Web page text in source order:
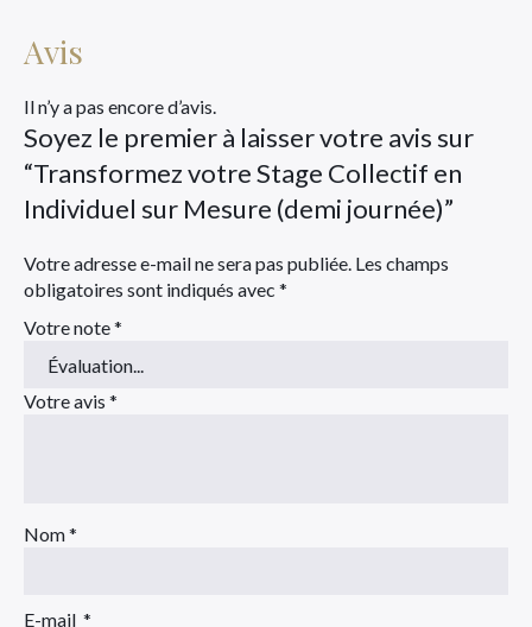
Avis
Il n’y a pas encore d’avis.
Soyez le premier à laisser votre avis sur
“Transformez votre Stage Collectif en
Individuel sur Mesure (demi journée)”
Votre adresse e-mail ne sera pas publiée. Les champs
obligatoires sont indiqués avec *
Votre note*
Votre avis *
Nom*
E-mail *